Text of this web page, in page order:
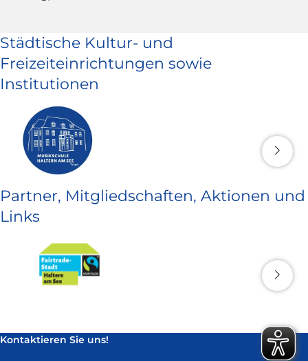
Städtische Kultur- und
Freizeiteinrichtungen sowie
Institutionen
Partner, Mitgliedschaften, Aktionen und
Links
Kontaktieren Sie uns!